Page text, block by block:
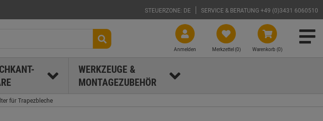
STEUERZONE: DE SERVICE & BERATUNG +49 (0)3431 6060510
Warenkorb (0)
Merkzettel (0)
Anmelden
WERKZEUGE &
MONTAGEZUBEHÖR
für Trapezbleche